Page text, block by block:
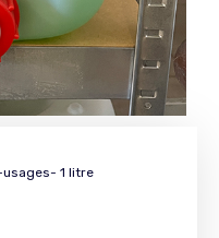
1 litre